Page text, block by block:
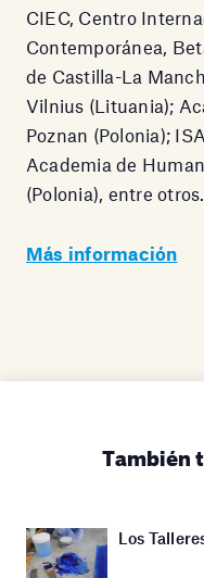
CIEC, Centro
Contemporánea,
de Castilla-La
Vilnius (Lituania);
Poznan (Polonia);
Academia de
(Polonia), entre otros.
Más información
También
Los